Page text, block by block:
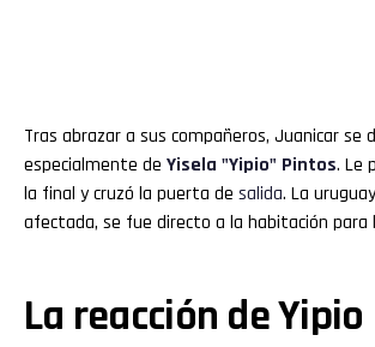
Tras abrazar a sus compañeros, Juanicar se
especialmente de Yisela "Yipio" Pintos. Le
la final y cruzó la puerta de salida. La
afectada, se fue directo a la habitación para
La reacción de Yipio